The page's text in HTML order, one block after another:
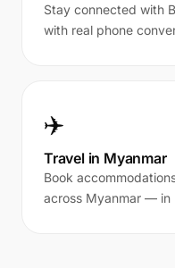
Stay connected with
with real phone
✈️
Travel in Myanmar
Book
across Myanmar — in